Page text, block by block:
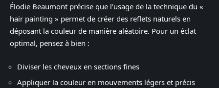
Élodie Beaumont précise que l’usage de la technique du «
hair painting » permet de créer des reflets naturels en
déposant la couleur de manière aléatoire. Pour un éclat
optimal, pensez à bien :
Diviser les cheveux en sections fines
Appliquer la couleur en mouvements légers et précis